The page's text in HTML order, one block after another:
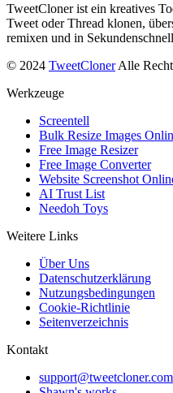
TweetCloner ist ein kreatives
Tweet oder Thread klonen,
remixen und in
© 2024 TweetCloner Alle
Werkzeuge
Screentell
Bulk Resize Images
Free Image Resizer
Free Image Converter
Website Screenshot
AI Trust List
Needoh Toys
Weitere Links
Über Uns
Datenschutzerklärung
Nutzungsbedingungen
Cookie-Richtlinie
Seitenverzeichnis
Kontakt
support@tweetcloner.com